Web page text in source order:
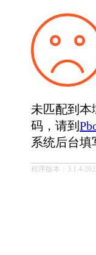
未匹配到本
码，请到
系统后台填
程序版本：3.1.4-